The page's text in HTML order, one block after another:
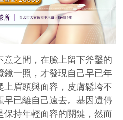
意之間，在臉上留下斧鑿的
鏡一照，才發現自己早已年
上眉頭與面容，皮膚鬆垮不
早已離自己遠去。基因遺傳
保持年輕面容的關鍵，然而